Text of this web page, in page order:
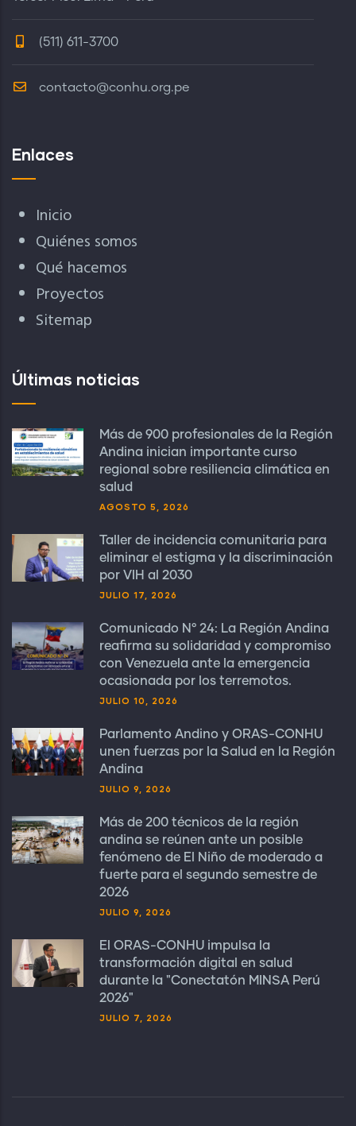
(511) 611-3700
contacto@conhu.org.pe
Enlaces
Inicio
Quiénes somos
Qué hacemos
Proyectos
Sitemap
Últimas noticias
Más de 900 profesionales de la Región
Andina inician importante curso
regional sobre resiliencia climática en
salud
AGOSTO 5, 2026
Taller de incidencia comunitaria para
eliminar el estigma y la discriminación
por VIH al 2030
JULIO 17, 2026
Comunicado N° 24: La Región Andina
reafirma su solidaridad y compromiso
con Venezuela ante la emergencia
ocasionada por los terremotos.
JULIO 10, 2026
Parlamento Andino y ORAS-CONHU
unen fuerzas por la Salud en la Región
Andina
JULIO 9, 2026
Más de 200 técnicos de la región
andina se reúnen ante un posible
fenómeno de El Niño de moderado a
fuerte para el segundo semestre de
2026
JULIO 9, 2026
El ORAS-CONHU impulsa la
transformación digital en salud
durante la "Conectatón MINSA Perú
2026"
JULIO 7, 2026